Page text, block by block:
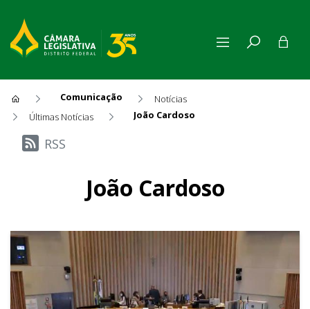
Comunicação
Notícias
Últimas Notícias
João Cardoso
Últimas Notícias
RSS
João Cardoso